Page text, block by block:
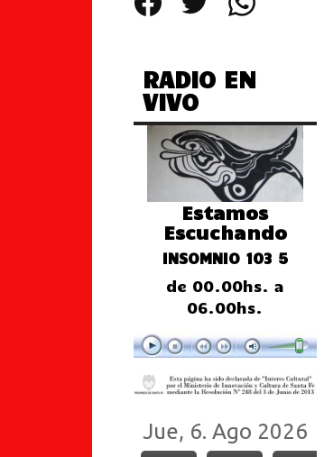
FacebookTwitterWhatsApp
RADIO EN
VIVO
Estamos
Escuchando
INSOMNIO 103 5
de 00.00hs. a
06.00hs.